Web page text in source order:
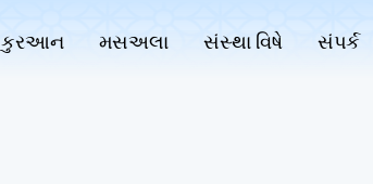
કુરઆન મસઅલા સંસ્થા વિષે સંપર્ક